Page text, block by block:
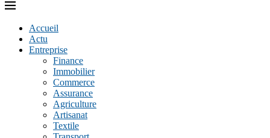
Accueil
Actu
Entreprise
Finance
Immobilier
Commerce
Assurance
Agriculture
Artisanat
Textile